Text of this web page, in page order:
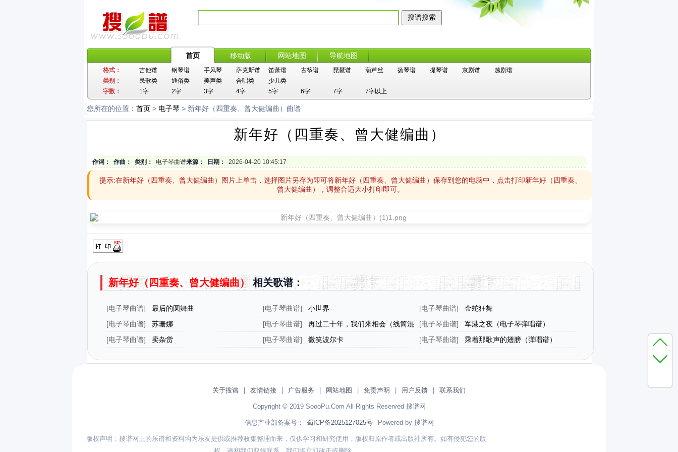
首页 移动版 网站地图 导航地图
格式： 吉他谱 钢琴谱 手风琴 萨克斯谱 笛萧谱 古筝谱 琵琶谱 葫芦丝 扬琴谱 提琴谱 京剧谱
越剧谱
类别：
民歌类 通俗类 美声类 合唱类
少儿类
字数：
1字 2字 3字 4字 5字 6字 7字 7字以上
您所在的位置： 首页 > 电子琴 > 新年好（四重奏、曾大健编曲）曲谱
新年好（四重奏、曾大健编曲）
作词： 作曲： 类别： 电子琴曲谱来源： 日期： 2026-04-20 10:45:17
提示:在新年好（四重奏、曾大健编曲）图片上单击，选择图片另存为即可将新年好（四重奏、曾大健编曲）保存到您的电脑中，点击打印新年好（四重奏、
曾大健编曲），调整合适大小打印即可。
新年好（四重奏、曾大健编曲）相关歌谱：
[电子琴曲谱] 最后的圆舞曲 [电子琴曲谱] 小世界 [电子琴曲谱]
金蛇狂舞
[电子琴曲谱] 苏珊娜 [电子琴曲谱]
再过二十年，我们来相会（线简混
排弹唱谱）
[电子琴曲谱]
军港之夜（电子琴弹唱谱）
[电子琴曲谱] 卖杂货 [电子琴曲谱] 微笑波尔卡 [电子琴曲谱] 乘着那歌声的翅膀（弹唱谱）
关于搜谱 友情链接 广告服务 网站地图 免责声明 用户反馈 联系我们
Copyright © 2019 SoooPu.Com All Rights Reserved 搜谱网
信息产业部备案号： 蜀ICP备2025127025号 Powered by 搜谱网
版权声明：搜谱网上的乐谱和资料均为乐友提供或推荐收集整理而来，仅供学习和研究使用，版权归原作者或出版社所有。如有侵犯您的版